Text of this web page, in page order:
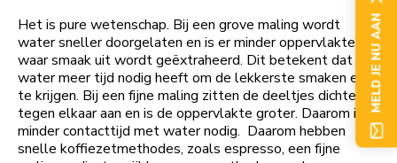
Het is pure wetenschap. Bij een grove maling wordt
water sneller doorgelaten en is er minder oppervlakte
waar smaak uit wordt geëxtraheerd. Dit betekent dat het
water meer tijd nodig heeft om de lekkerste smaken eruit
te krijgen. Bij een fijne maling zitten de deeltjes dichter
tegen elkaar aan en is de oppervlakte groter. Daarom is er
minder contacttijd met water nodig. Daarom hebben
snelle koffiezetmethodes, zoals espresso, een fijne
MELD JE NU AAN